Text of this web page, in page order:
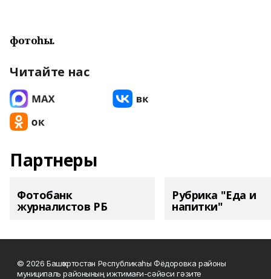
фотоһы.
Читайте нас
Партнеры
Фотобанк
журналистов РБ
Рубрика "Еда и
напитки"
© 2026 Башҡортостан Республикаһы Фёдоровка районы
муниципаль районының ижтимағи-сәйәси гәзите